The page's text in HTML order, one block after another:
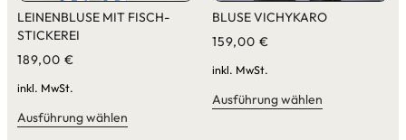
LEINENBLUSE MIT FISCH-
STICKEREI
189,00 €
inkl. MwSt.
Ausführung wählen
BLUSE VICHYKARO
159,00 €
inkl. MwSt.
Ausführung wählen